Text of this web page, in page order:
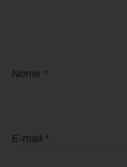
Nome *
E-mail *